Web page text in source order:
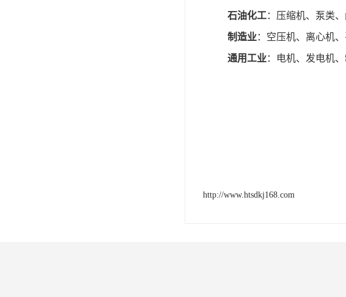
石油化工：压缩机、泵类
制造业：空压机、离心机
通用工业：电机、发电机
http://www.htsdkj168.com